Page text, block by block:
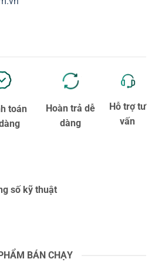
toán
Hoàn trả dễ
dàng
Hỗ trợ tư
vấn
số kỹ thuật
BÁN CHẠY